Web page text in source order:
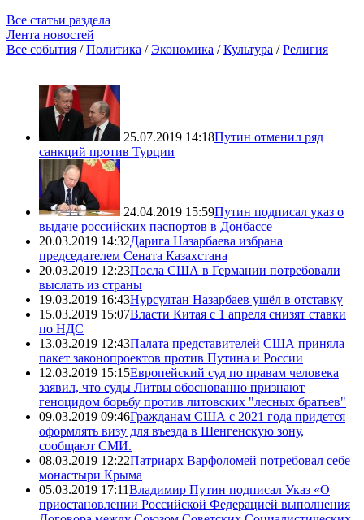
Все статьи раздела
Лента новостей
Все события /Политика /Экономика /Культура /Религия
25.07.2019 14:18Путин отменил ряд
санкций против Турции
24.04.2019 15:59Путин подписал указ о
выдаче российских паспортов в Донбассе
20.03.2019 14:32Дарига Назарбаева избрана
председателем Сената Казахстана
20.03.2019 12:23Посла США в Германии потребовали
выслать из страны
19.03.2019 16:43Нурсултан Назарбаев ушёл в отставку
15.03.2019 15:07Власти Китая с 1 апреля снизят ставки
по НДС
13.03.2019 12:43Палата представителей США приняла
пакет законопроектов против Путина и России
12.03.2019 15:15Европейский суд по правам человека
заявил, что суды Литвы обоснованно признают
геноцидом борьбу против литовских "лесных братьев"
09.03.2019 09:46Гражданам США с 2021 года придется
оформлять визу для въезда в Шенгенскую зону,
сообщают СМИ.
08.03.2019 12:22Патриарх Варфоломей потребовал себе
монастыри Крыма
05.03.2019 17:11Владимир Путин подписал Указ «О
приостановлении Российской Федерацией выполнения